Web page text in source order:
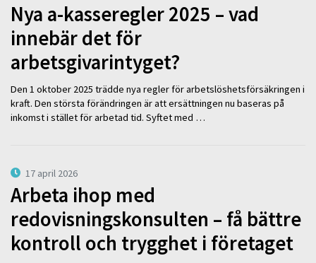
Nya a-kasseregler 2025 – vad
innebär det för
arbetsgivarintyget?
Den 1 oktober 2025 trädde nya regler för arbetslöshetsförsäkringen i
kraft. Den största förändringen är att ersättningen nu baseras på
inkomst i stället för arbetad tid. Syftet med …
17 april 2026
Arbeta ihop med
redovisningskonsulten – få bättre
kontroll och trygghet i företaget